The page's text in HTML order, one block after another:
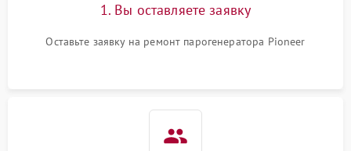
1. Вы оставляете заявку
Оставьте заявку на ремонт парогенератора Pioneer